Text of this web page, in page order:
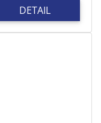
DETAIL